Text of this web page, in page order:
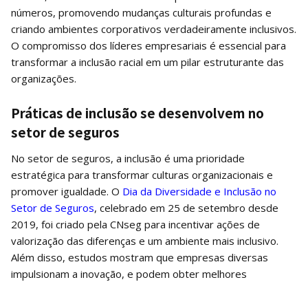
números, promovendo mudanças culturais profundas e
criando ambientes corporativos verdadeiramente inclusivos.
O compromisso dos líderes empresariais é essencial para
transformar a inclusão racial em um pilar estruturante das
organizações.
Práticas de inclusão se desenvolvem no
setor de seguros
No setor de seguros, a inclusão é uma prioridade
estratégica para transformar culturas organizacionais e
promover igualdade. O Dia da Diversidade e Inclusão no
Setor de Seguros, celebrado em 25 de setembro desde
2019, foi criado pela CNseg para incentivar ações de
valorização das diferenças e um ambiente mais inclusivo.
Além disso, estudos mostram que empresas diversas
impulsionam a inovação, e podem obter melhores